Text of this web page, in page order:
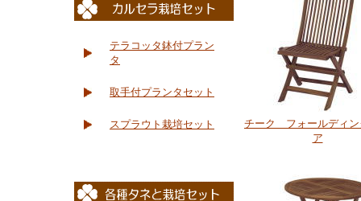
テラコッタ鉢付プラン
タ
取手付プランタセット
スプラウト栽培セット
チーク フォールディン
ア